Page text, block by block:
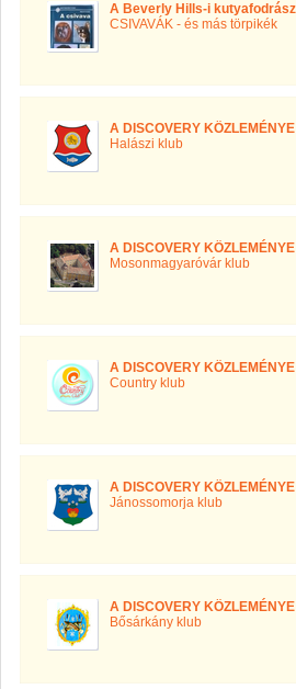
A Beverly Hills-i
CSIVAVÁK - és más törpikék
A DISCOVERY KÖZLEMÉNYE
Halászi klub
A DISCOVERY KÖZLEMÉNYE
Mosonmagyaróvár klub
A DISCOVERY KÖZLEMÉNYE
Country klub
A DISCOVERY KÖZLEMÉNYE
Jánossomorja klub
A DISCOVERY KÖZLEMÉNYE
Bősárkány klub